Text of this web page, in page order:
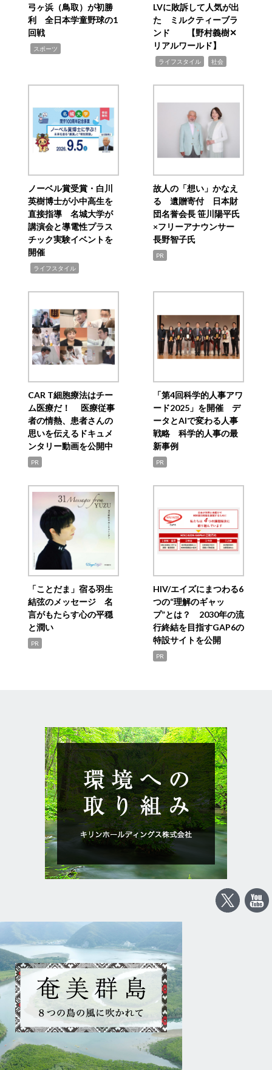
弓ヶ浜（鳥取）が初勝
利 全日本学童野球の1
回戦
スポーツ
LVに敗訴して人気が出
た ミルクティーブラ
ンド 【野村義樹✕
リアルワールド】
ライフスタイル 社会
ノーベル賞受賞・白川
英樹博士が小中高生を
直接指導 名城大学が
講演会と導電性プラス
チック実験イベントを
開催
ライフスタイル
故人の「想い」かなえ
る 遺贈寄付 日本財
団名誉会長 笹川陽平氏
×フリーアナウンサー
長野智子氏
PR
CAR T細胞療法はチー
ム医療だ！ 医療従事
者の情熱、患者さんの
思いを伝えるドキュメ
ンタリー動画を公開中
PR
「第4回科学的人事アワ
ード2025」を開催 デ
ータとAIで変わる人事
戦略 科学的人事の最
新事例
PR
「ことだま」宿る羽生
結弦のメッセージ 名
言がもたらす心の平穏
と潤い
PR
HIV/エイズにまつわる6
つの“理解のギャッ
プ”とは？ 2030年の流
行終結を目指すGAP6の
特設サイトを公開
PR